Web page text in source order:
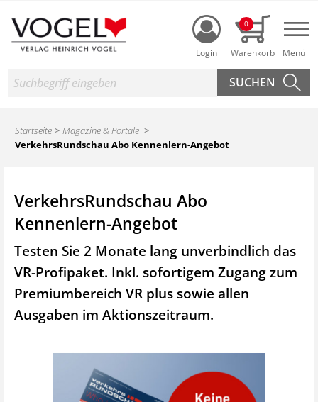
Login
0
Suche
Startseite
Magazine & Portale
VerkehrsRundschau Abo Kennenlern-Angebot
VerkehrsRundschau Abo
Kennenlern-Angebot
Testen Sie 2 Monate lang unverbindlich das
VR-Profipaket. Inkl. sofortigem Zugang zum
Premiumbereich VR plus sowie allen
Ausgaben im Aktionszeitraum.